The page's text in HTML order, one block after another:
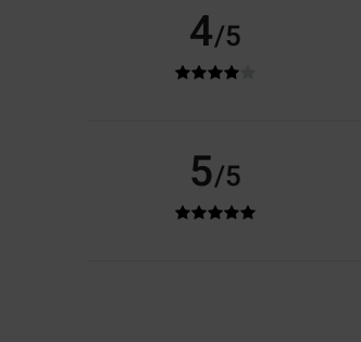
4/5
5/5